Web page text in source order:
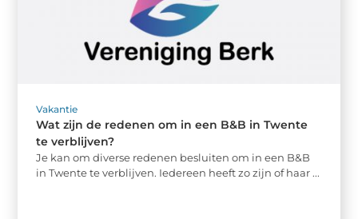
Vakantie
Wat zijn de redenen om in een B&B in Twente
te verblijven?
Je kan om diverse redenen besluiten om in een B&B
in Twente te verblijven. Iedereen heeft zo zijn of haar ...